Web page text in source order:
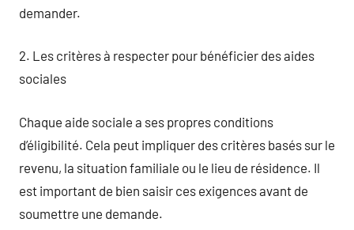
demander.
2. Les critères à respecter pour bénéficier des aides
sociales
Chaque aide sociale a ses propres conditions
d’éligibilité. Cela peut impliquer des critères basés sur le
revenu, la situation familiale ou le lieu de résidence. Il
est important de bien saisir ces exigences avant de
soumettre une demande.